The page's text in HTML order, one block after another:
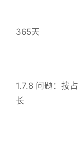
365天
1.7.8 问题：按
长